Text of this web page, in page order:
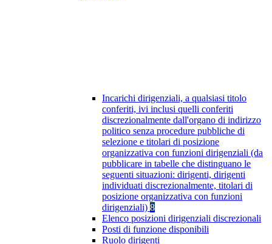
Incarichi dirigenziali, a qualsiasi titolo
conferiti, ivi inclusi quelli conferiti
discrezionalmente dall'organo di indirizzo
politico senza procedure pubbliche di
selezione e titolari di posizione
organizzativa con funzioni dirigenziali (da
pubblicare in tabelle che distinguano le
seguenti situazioni: dirigenti, dirigenti
individuati discrezionalmente, titolari di
posizione organizzativa con funzioni
dirigenziali) 8
Elenco posizioni dirigenziali discrezionali
Posti di funzione disponibili
Ruolo dirigenti